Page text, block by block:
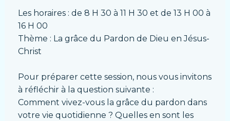
Les horaires : de 8 H 30 à 11 H 30 et de 13 H 00 à
16 H 00
Thème : La grâce du Pardon de Dieu en Jésus-
Christ
Pour préparer cette session, nous vous invitons
à réfléchir à la question suivante :
Comment vivez-vous la grâce du pardon dans
votre vie quotidienne ? Quelles en sont les